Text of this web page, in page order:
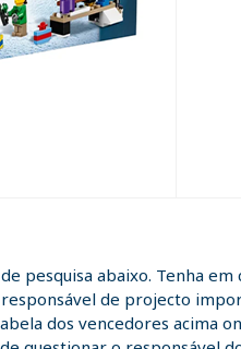
pesquisa abaixo. Tenha
de projecto
dos vencedores acima